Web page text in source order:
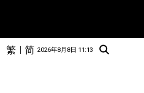
2026年8月8日 11:13
简
|
繁